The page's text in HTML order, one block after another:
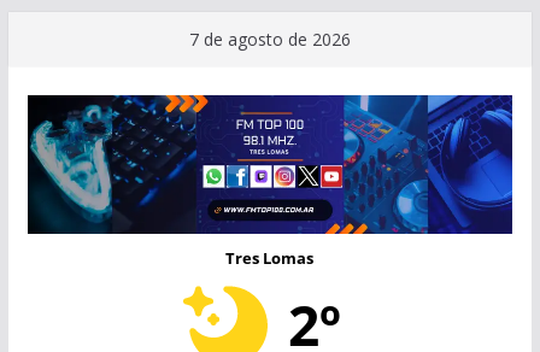
contenido
7 de agosto de 2026
Tres Lomas
2º